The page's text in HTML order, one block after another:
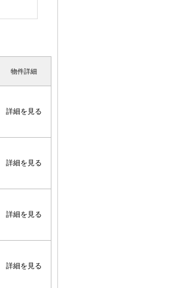
物件詳細
詳細を見る
詳細を見る
詳細を見る
詳細を見る